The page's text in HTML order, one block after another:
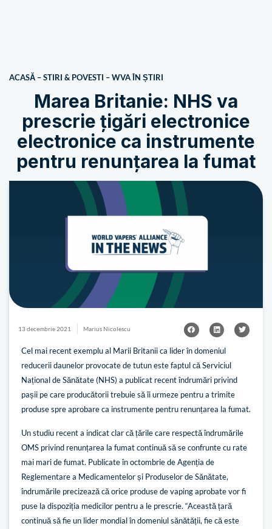
ACASĂ –STIRI & POVESTI –WVA ÎN ȘTIRI
Marea Britanie: NHS va
prescrie țigări electronice
electronice ca instrumente
pentru renunțarea la fumat
13 decembrie 2021 Marius Nicolescu
Cel mai recent exemplu al Marii Britanii ca lider în domeniul
reducerii daunelor provocate de tutun este faptul că Serviciul
Național de Sănătate (NHS) a publicat recent îndrumări privind
pașii pe care producătorii trebuie să îi urmeze pentru a trimite
produse spre aprobare ca instrumente pentru renunțarea la fumat.
Un studiu recent a indicat clar că țările care respectă îndrumările
OMS privind renunțarea la fumat continuă să se confrunte cu rate
mai mari de fumat. Publicate în octombrie de Agenția de
Reglementare a Medicamentelor și Produselor de Sănătate,
îndrumările precizează că orice produse de vaping aprobate vor fi
puse la dispoziția medicilor pentru a le prescrie. “Această țară
continuă să fie un lider mondial în domeniul sănătății, fie că este